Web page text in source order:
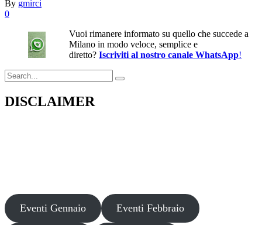
By gmirci
0
Vuoi rimanere informato su quello che succede a
Milano in modo veloce, semplice e
diretto?Iscriviti al nostro canale WhatsApp!
Search
for:
DISCLAIMER
Eventi Gennaio Eventi Febbraio